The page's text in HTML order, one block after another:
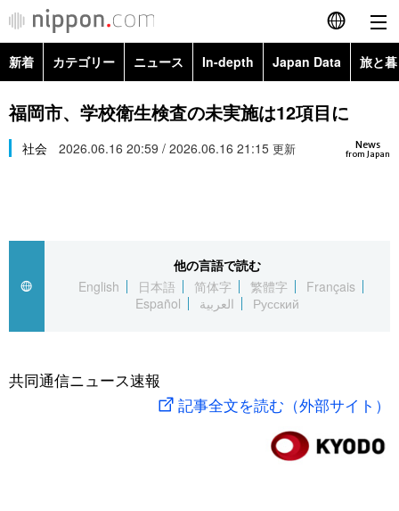
English
简体字
繁體字
العربية
社会
旅と暮らし
新着 カテゴリー ニュース In-depth Japan Data 旅と
政治・外交
経済・ビジネス
社会
文化
科学・技術
暮らし
Topics
Images
お知らせ
福岡市、学校衛生検査の未実施は12項目に
News
from Japan
社会 2026.06.16 20:59 / 2026.06.16 21:15 更新
他の言語で読む
English
日本語 简体字 繁體字
Français
Español
العربية Русский
共同通信ニュース速報
記事全文を読む（外部サイト）